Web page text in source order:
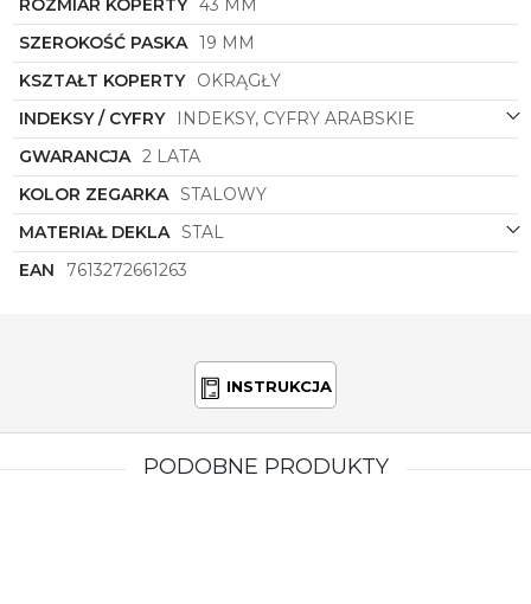
funkcjonalności i estetyki.
Jeśli szukasz zegarka, który podkreśli Twój
sportowy styl życia, a jednocześnie będzie
eleganckim dodatkiem do każdej okazji,
męskiTommy Hilfigersymbol 1792228 jest
doskonałym wyborem. Pozwól sobie na luksus i
jakość marki Tommy Hilfiger
zachwyca swoich klientów niepowtarzalnym stylem
i dbałością o detale.
ROZMIAR KOPERTY 43 MM
SZEROKOŚĆ PASKA 19 MM
KSZTAŁT KOPERTY OKRĄGŁY
INDEKSY / CYFRY
INDEKSY, CYFRY ARABSKIE
GWARANCJA 2 LATA
KOLOR ZEGARKA STALOWY
MATERIAŁ DEKLA STAL
EAN
7613272661263
INSTRUKCJA
PODOBNE PRODUKTY